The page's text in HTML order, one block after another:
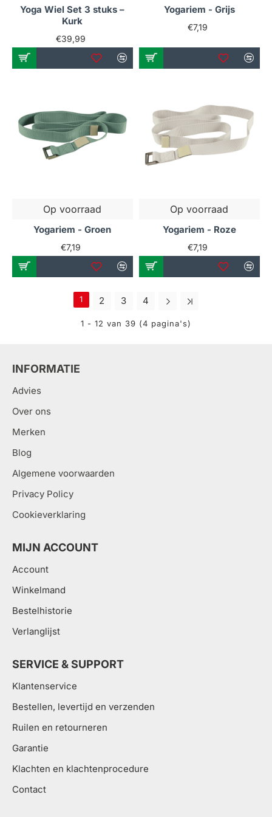
Yoga Wiel Set 3 stuks –
Kurk
€39,99
Yogariem - Grijs
€7,19
Op voorraad
Yogariem - Groen
€7,19
Op voorraad
Yogariem - Roze
€7,19
1 2 3 4
1 - 12 van 39 (4 pagina's)
INFORMATIE
Advies
Over ons
Merken
Blog
Algemene voorwaarden
Privacy Policy
Cookieverklaring
MIJN ACCOUNT
Account
Winkelmand
Bestelhistorie
Verlanglijst
SERVICE & SUPPORT
Klantenservice
Bestellen, levertijd en verzenden
Ruilen en retourneren
Garantie
Klachten en klachtenprocedure
Contact